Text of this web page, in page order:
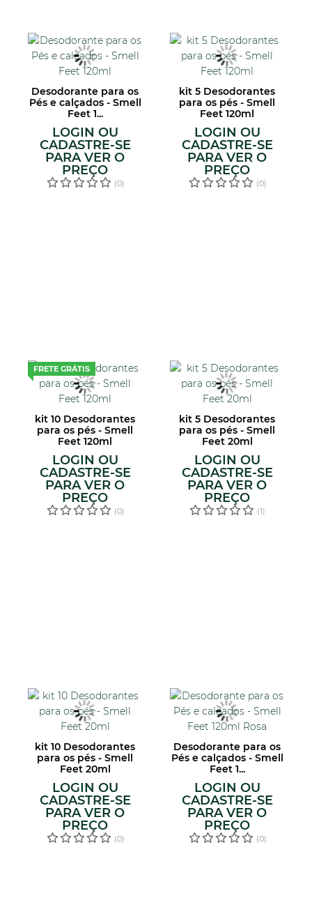
Desodorante para os
Pés e calçados - Smell
Feet 1...
LOGIN OU
CADASTRE-SE
PARA VER O
PREÇO
(0)
kit 5 Desodorantes
para os pés - Smell
Feet 120ml
LOGIN OU
CADASTRE-SE
PARA VER O
PREÇO
(0)
FRETE GRÁTIS
kit 10 Desodorantes
para os pés - Smell
Feet 120ml
LOGIN OU
CADASTRE-SE
PARA VER O
PREÇO
(0)
kit 5 Desodorantes
para os pés - Smell
Feet 20ml
LOGIN OU
CADASTRE-SE
PARA VER O
PREÇO
(1)
kit 10 Desodorantes
para os pés - Smell
Feet 20ml
LOGIN OU
CADASTRE-SE
PARA VER O
PREÇO
(0)
Desodorante para os
Pés e calçados - Smell
Feet 1...
LOGIN OU
CADASTRE-SE
PARA VER O
PREÇO
(0)